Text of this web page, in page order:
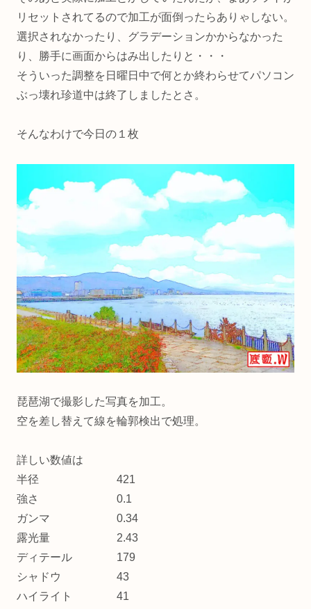
リセットされてるので加工が面倒ったらありゃしない。
選択されなかったり、グラデーションかからなかった
り、勝手に画面からはみ出したりと・・・
そういった調整を日曜日中で何とか終わらせてパソコン
ぶっ壊れ珍道中は終了しましたとさ。
そんなわけで今日の１枚
琵琶湖で撮影した写真を加工。
空を差し替えて線を輪郭検出で処理。
詳しい数値は
半径 421
強さ 0.1
ガンマ 0.34
露光量 2.43
ディテール 179
シャドウ 43
ハイライト 41